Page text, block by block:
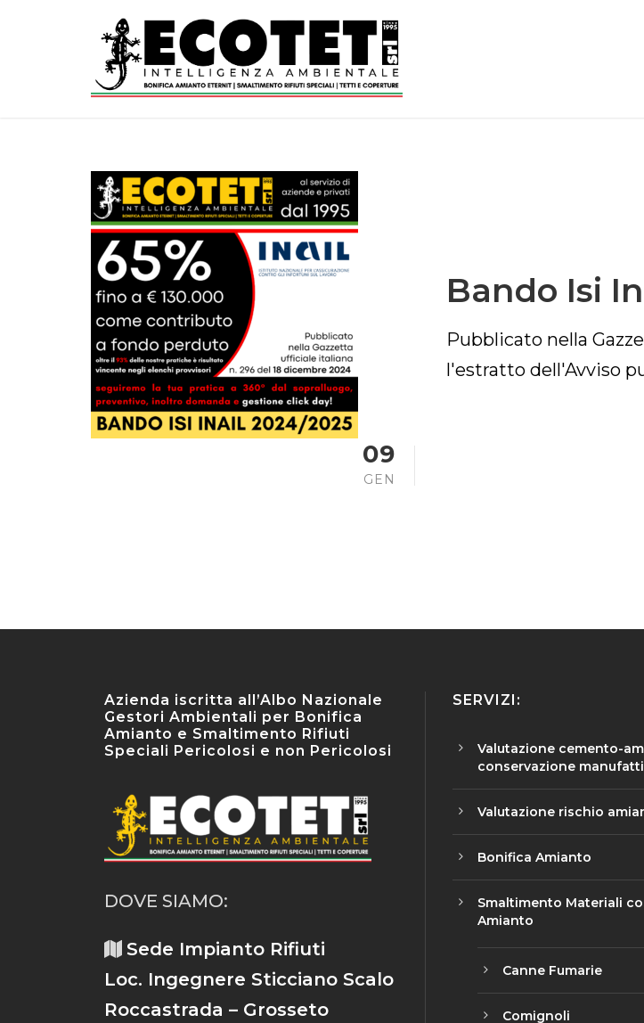
09
GEN
Bando Isi
Pubblicato nella
l'estratto dell'Avviso
Azienda iscritta all’Albo Nazionale
Gestori Ambientali per Bonifica
Amianto e Smaltimento Rifiuti
Speciali Pericolosi e non Pericolosi
DOVE SIAMO:
Sede Impianto Rifiuti
Loc. Ingegnere Sticciano Scalo
Roccastrada – Grosseto
SERVIZI:
Valutazione cemento-
conservazione
Valutazione rischio
Bonifica Amianto
Smaltimento Materiali
Amianto
Canne Fumarie
Comignoli